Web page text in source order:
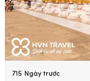
715 Ngày trước